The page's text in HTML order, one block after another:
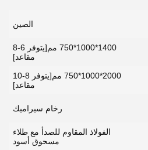
الصين
1400*1000*750 مم[يتوفر 6-8
مقاعد]
2000*1000*750 مم[يتوفر 8-10
مقاعد]
رخام سيراميك
الفولاذ المقاوم للصدأ مع طلاء
مسحوق أسود